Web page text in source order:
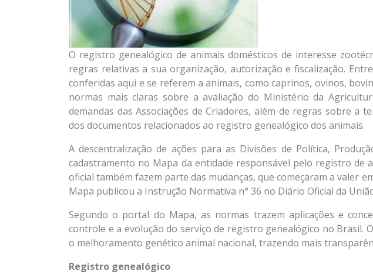
O registro genealógico de animais domésticos de interesse
regras relativas a sua organização, autorização e fiscalização.
conferidas aqui e se referem a animais, como caprinos, ovinos,
normas mais claras sobre a avaliação do Ministério da
demandas das Associações de Criadores, além de regras sobre a
dos documentos relacionados ao registro genealógico dos animais.
A descentralização de ações para as Divisões de Política,
cadastramento no Mapa da entidade responsável pelo registro de
oficial também fazem parte das mudanças, que começaram a valer
Mapa publicou a Instrução Normativa n° 36 no Diário Oficial da
Segundo o portal do Mapa, as normas trazem aplicações e
controle e a evolução do serviço de registro genealógico no Brasil.
o melhoramento genético animal nacional, trazendo mais
Registro genealógico